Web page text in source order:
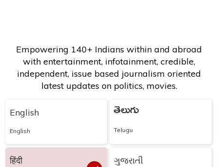
Empowering 140+ Indians within and abroad
with entertainment, infotainment, credible,
independent, issue based journalism oriented
latest updates on politics, movies.
English
English
తెలుగు
Telugu
हिंदी ગુજરાતી